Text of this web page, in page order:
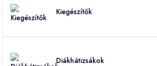
Kiegészítők
Diákhátizsákok